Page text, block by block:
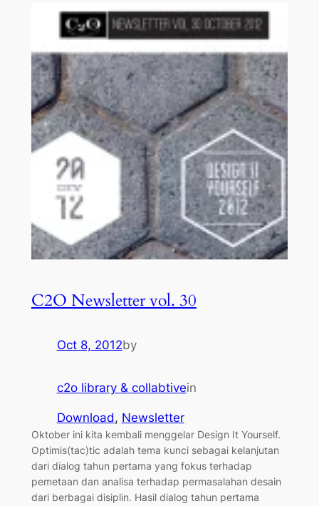
C2O Newsletter vol. 30
Oct 8, 2012by
c2o library & collabtivein
Download, Newsletter
Oktober ini kita kembali menggelar Design It Yourself.
Optimis(tac)tic adalah tema kunci sebagai kelanjutan
dari dialog tahun pertama yang fokus terhadap
pemetaan dan analisa terhadap permasalahan desain
dari berbagai disiplin. Hasil dialog tahun pertama